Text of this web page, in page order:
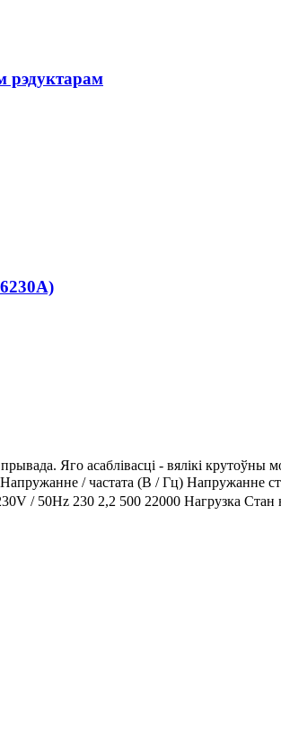
рэдуктарам
Яго асаблівасці - вялікі крутоўны
Напружанне / частата (В / Гц)
/ 50Hz 230 2,2 500 22000 Нагрузка